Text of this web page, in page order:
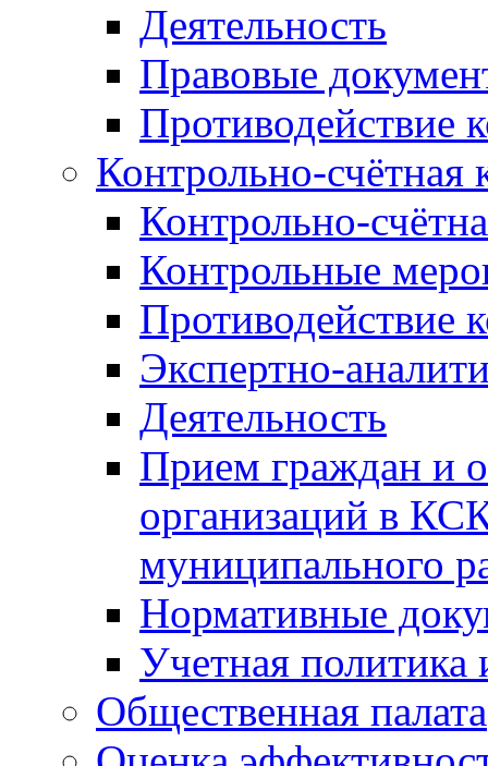
Деятельность
Правовые
Противодействие
Контрольно-счётная
Контрольно-
Контрольные
Противодействие
Экспертно-
Деятельность
Прием граждан и
организаций в
муниципального
Нормативные
Учетная политика
Общественная палата